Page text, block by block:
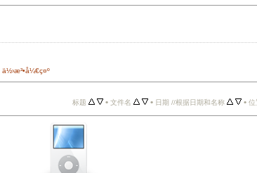
ä½›æ³•å¼€ç¤º
标题 • 文件名 • 日期 //根据日期和名称 • 位